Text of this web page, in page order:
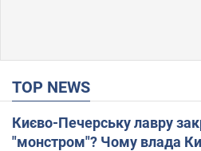
TOP NEWS
Києво-Печерську лавру
"монстром"? Чому влада